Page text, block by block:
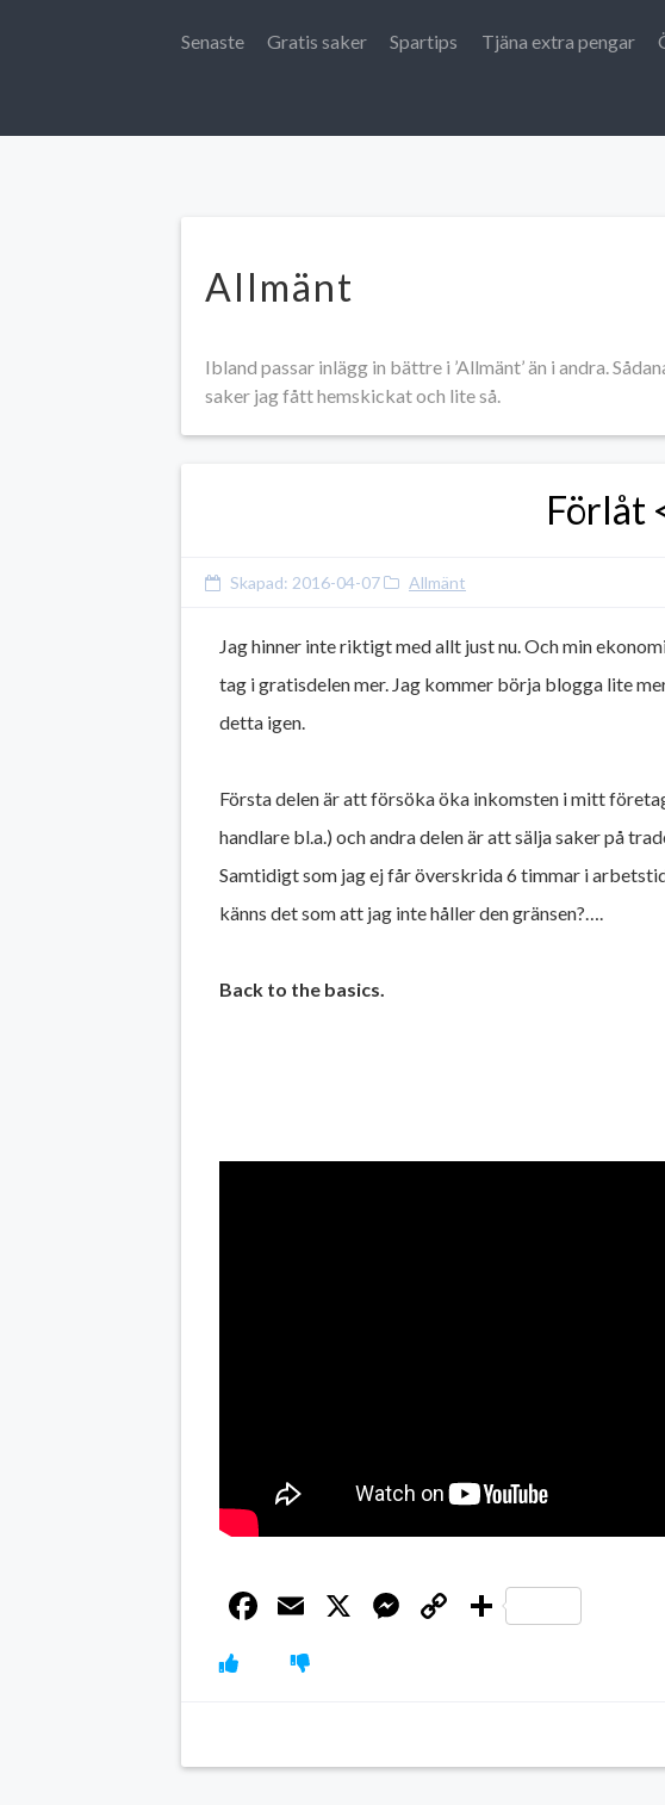
Senaste Gratis saker Spartips Tjäna extra pengar
Allmänt
Ibland passar inlägg in bättre i ’Allmänt’ än i andra.
saker jag fått hemskickat och lite så.
Förlåt
Skapad: 2016-04-07 Allmänt
Jag hinner inte riktigt med allt just nu. Och min
tag i gratisdelen mer. Jag kommer börja blogga lite
detta igen.
Första delen är att försöka öka inkomsten i mitt
handlare bl.a.) och andra delen är att sälja saker på
Samtidigt som jag ej får överskrida 6 timmar i
känns det som att jag inte håller den gränsen?….
Back to the basics.
Facebook
Email
X Messenger
CopyDela